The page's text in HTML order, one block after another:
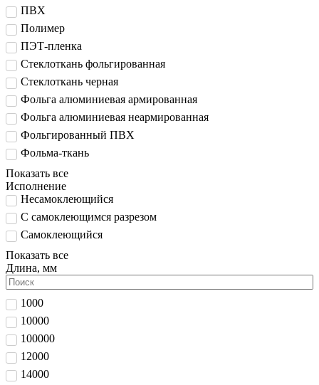
ПВХ
Полимер
ПЭТ-пленка
Стеклоткань фольгированная
Стеклоткань черная
Фольга алюминиевая армированная
Фольга алюминиевая неармированная
Фольгированный ПВХ
Фольма-ткань
Показать все
Исполнение
Несамоклеющийся
С самоклеющимся разрезом
Самоклеющийся
Показать все
Длина, мм
1000
10000
100000
12000
14000